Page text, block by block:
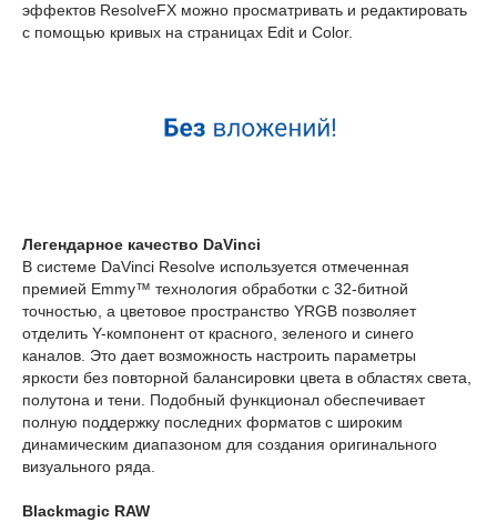
эффектов ResolveFX можно просматривать и редактировать
с помощью кривых на страницах Edit и Color.
Легендарное качество DaVinci
В системе DaVinci Resolve используется отмеченная
премией Emmy™ технология обработки с 32-битной
точностью, а цветовое пространство YRGB позволяет
отделить Y-компонент от красного, зеленого и синего
каналов. Это дает возможность настроить параметры
яркости без повторной балансировки цвета в областях света,
полутона и тени. Подобный функционал обеспечивает
полную поддержку последних форматов с широким
динамическим диапазоном для создания оригинального
визуального ряда.
Blackmagic RAW